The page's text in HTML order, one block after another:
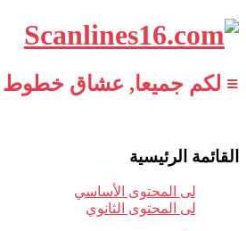
≡ لكم جميعا, عشاق
القائمة الرئيسية
تخطي إلى المحتوى الأساسي
تخطي إلى المحتوى الثانوي